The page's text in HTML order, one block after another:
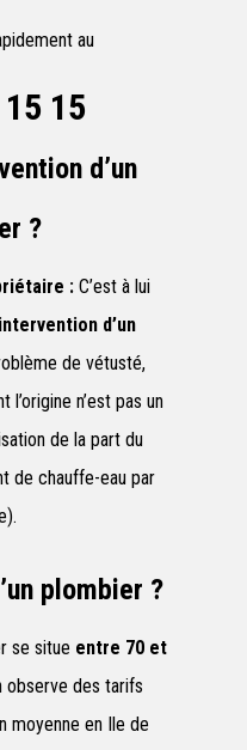
au
15
d’un
?
:C’est à lui
d’un
de vétusté,
l’origine n’est pas un
de la part du
de chauffe-eau par
plombier ?
se situe entre 70 et
observe des tarifs
moyenne en Ile de